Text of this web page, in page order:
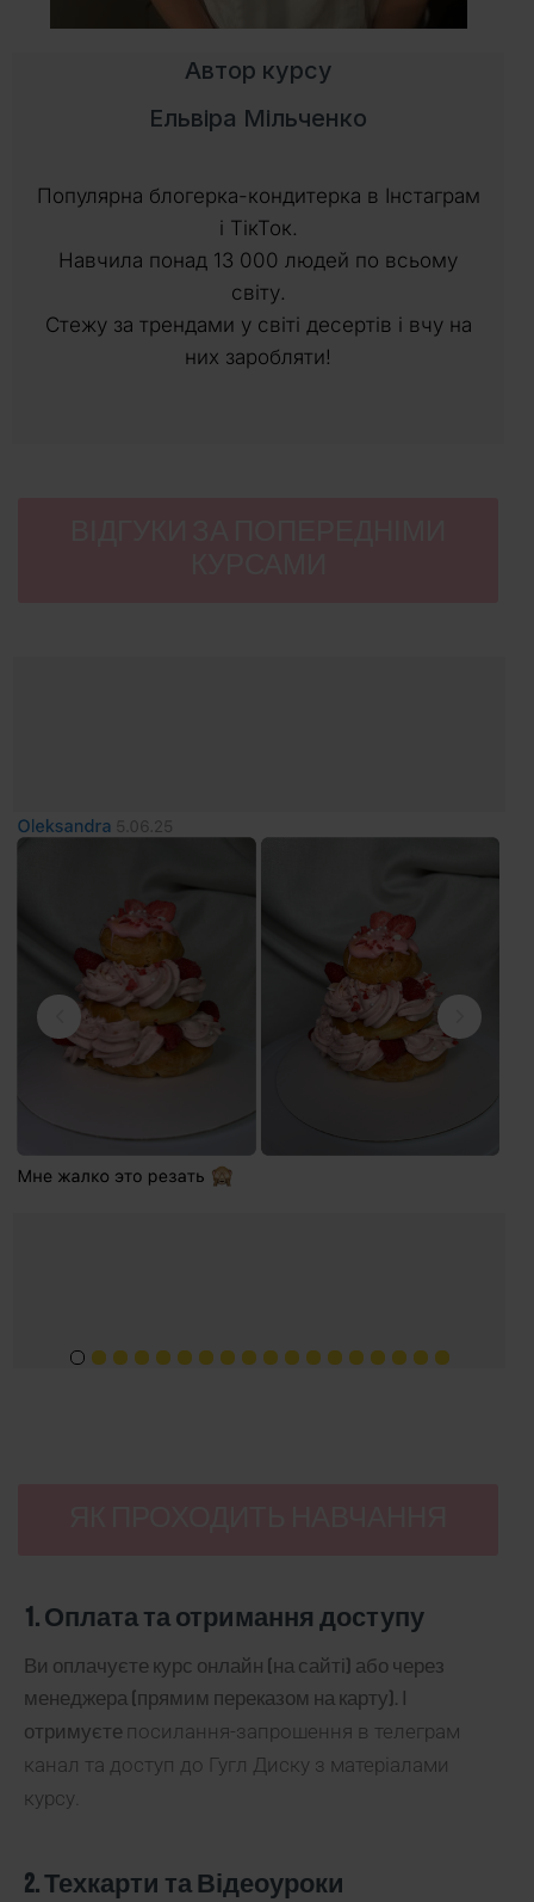
Автор курсу
Ельвіра Мільченко
Популярна блогерка-кондитерка в Інстаграм
і ТікТок.
Навчила понад 13 000 людей по всьому
світу.
Стежу за трендами у світі десертів і вчу на
них заробляти!
1. Оплата та отримання доступу
Ви оплачуєте курс онлайн (на сайті) або через
менеджера (прямим переказом на карту). І
отримуєте посилання-запрошення в телеграм
канал та доступ до Гугл Диску з матеріалами
курсу
2. Техкарти та Відеоуроки